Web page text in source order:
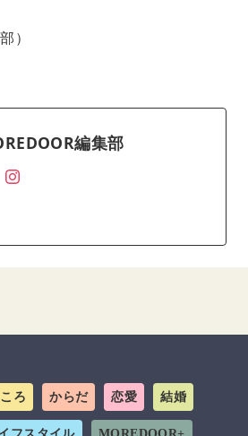
）
編集部
ろ からだ 恋愛 結婚